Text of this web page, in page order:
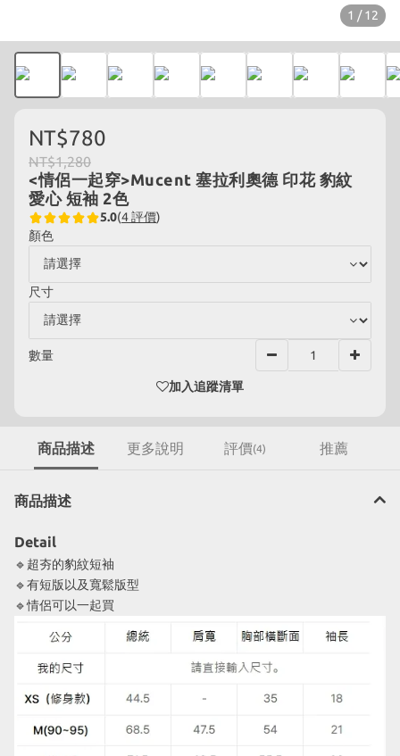
1 / 12
NT$780
NT$1,280
<情侶一起穿>Mucent 塞拉利奧德 印花 豹紋
愛心 短袖 2色
5.0(4 評價)
顏色
尺寸
數量
加入追蹤清單
商品描述 更多說明 評價(4) 推薦
商品描述
Detail
🔹超夯的豹紋短袖
🔹有短版以及寬鬆版型
🔹情侶可以一起買